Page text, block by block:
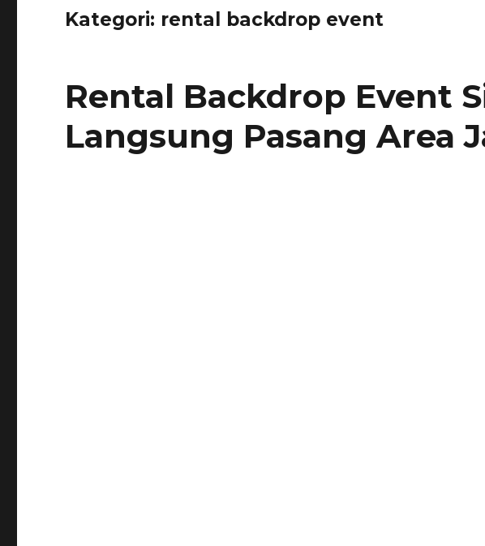
Kategori: rental backdrop event
Rental Backdrop Event
Langsung Pasang Area